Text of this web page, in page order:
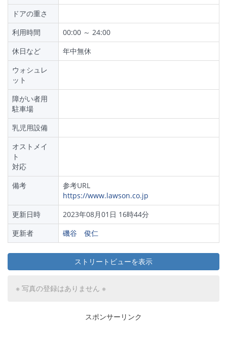
ドアの重さ
利用時間
00:00 ～ 24:00
休日など
年中無休
ウォシュレ
ット
障がい者用
駐車場
乳児用設備
オストメイ
ト
対応
備考
参考URL
https://www.lawson.co.jp
更新日時
2023年08月01日 16時44分
更新者
磯谷 俊仁
ストリートビューを表示
※ 写真の登録はありません ※
スポンサーリンク